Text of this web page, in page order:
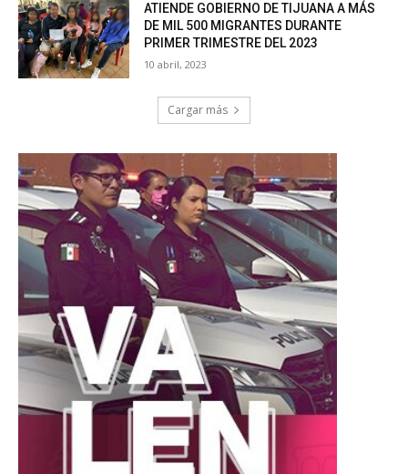
ATIENDE GOBIERNO DE TIJUANA A MÁS
DE MIL 500 MIGRANTES DURANTE
PRIMER TRIMESTRE DEL 2023
10 abril, 2023
Cargar más